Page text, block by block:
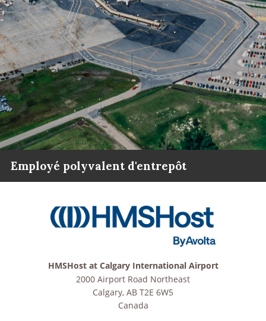
Employé polyvalent d'entrepôt
HMSHost at Calgary International Airport
2000 Airport Road Northeast
Calgary, AB T2E 6W5
Canada